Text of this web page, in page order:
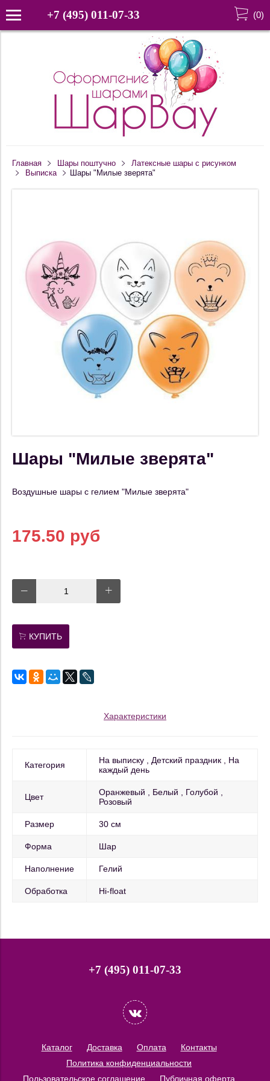
+7 (495) 011-07-33 (0)
Главная Шары поштучно
Латексные шары с рисунком
Выписка
Шары "Милые зверята"
Шары "Милые зверята"
Воздушные шары с гелием "Милые зверята"
175.50 руб
КУПИТЬ
Характеристики
Категория На выписку Детский праздник
На
каждый день
Цвет Оранжевый Белый
Голубой
Розовый
Размер 30 см
Форма Шар
Наполнение Гелий
Обработка Hi-float
+7 (495) 011-07-33
Каталог Доставка Оплата
Контакты
Политика конфиденциальности
Пользовательское соглашение
Публичная оферта